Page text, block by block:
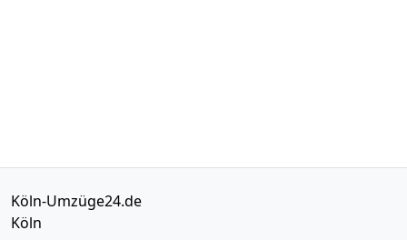
Köln-Umzüge24.de
Köln